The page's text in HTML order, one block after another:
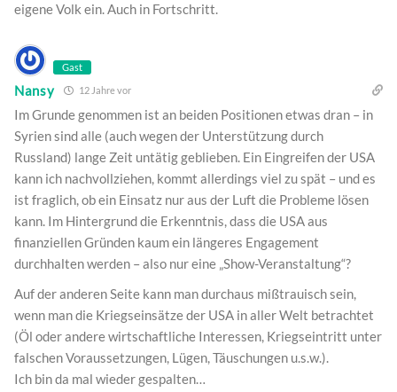
eigene Volk ein. Auch in Fortschritt.
Gast
Nansy 12 Jahre vor
Im Grunde genommen ist an beiden Positionen etwas dran – in
Syrien sind alle (auch wegen der Unterstützung durch
Russland) lange Zeit untätig geblieben. Ein Eingreifen der USA
kann ich nachvollziehen, kommt allerdings viel zu spät – und es
ist fraglich, ob ein Einsatz nur aus der Luft die Probleme lösen
kann. Im Hintergrund die Erkenntnis, dass die USA aus
finanziellen Gründen kaum ein längeres Engagement
durchhalten werden – also nur eine „Show-Veranstaltung“?
Auf der anderen Seite kann man durchaus mißtrauisch sein,
wenn man die Kriegseinsätze der USA in aller Welt betrachtet
(Öl oder andere wirtschaftliche Interessen, Kriegseintritt unter
falschen Voraussetzungen, Lügen, Täuschungen u.s.w.).
Ich bin da mal wieder gespalten…